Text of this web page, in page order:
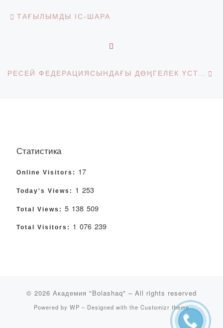
Post navigation
ТАҒЫЛЫМДЫ ІС-ШАРА
РЕСЕЙ ФЕДЕРАЦИЯСЫНДАҒЫ ДӨҢГЕЛЕК ҮСТЕЛГЕ ҚАТЫСУ
Статистика
Online Visitors: 17
Today's Views: 1 253
Total Views: 5 138 509
Total Visitors: 1 076 239
© 2026 Академия "Bolashaq" – All rights reserved
Powered by WP – Designed with the Customizr theme